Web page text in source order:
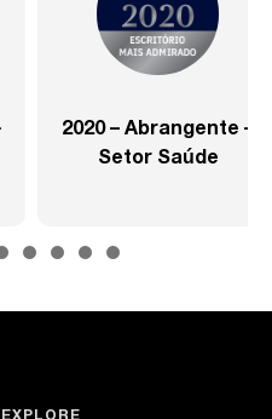
2020 – Abrangente –
Setor Saúde